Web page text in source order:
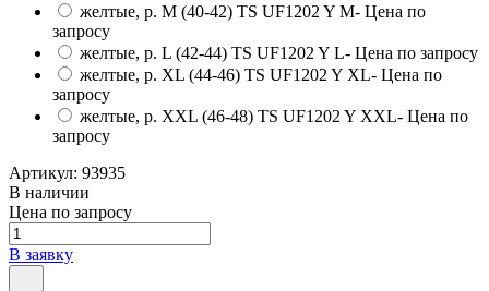
желтые, р. M (40-42) TS UF1202 Y M- Цена по
запросу
желтые, р. L (42-44) TS UF1202 Y L- Цена по запросу
желтые, р. XL (44-46) TS UF1202 Y XL- Цена по
запросу
желтые, р. XXL (46-48) TS UF1202 Y XXL- Цена по
запросу
Артикул: 93935
В наличии
Цена по запросу
В заявку